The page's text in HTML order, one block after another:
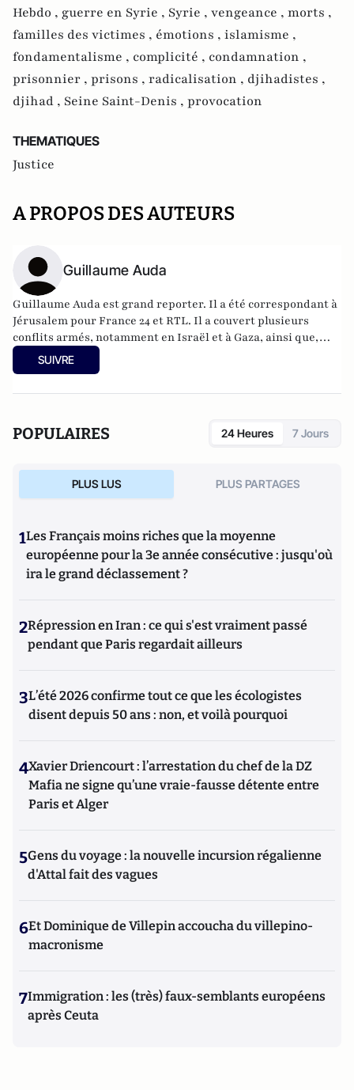
Hebdo , guerre en Syrie , Syrie , vengeance , morts ,
familles des victimes , émotions , islamisme ,
fondamentalisme , complicité , condamnation ,
prisonnier , prisons , radicalisation , djihadistes ,
djihad , Seine Saint-Denis , provocation
THEMATIQUES
Justice
A PROPOS DES AUTEURS
Guillaume Auda
Guillaume Auda est grand reporter. Il a été correspondant à
Jérusalem pour France 24 et RTL. Il a couvert plusieurs
conflits armés, notamment en Israël et à Gaza, ainsi que,
pour iTélé et Canal+, les Printemps arabes et leurs
soubresauts. Il a également réalisé plusieurs documentaires
SUIVRE
POPULAIRES 24 Heures 7 Jours
PLUS LUS PLUS PARTAGES
1Les Français moins riches que la moyenne
européenne pour la 3e année consécutive : jusqu'où
ira le grand déclassement ?
2Répression en Iran : ce qui s'est vraiment passé
pendant que Paris regardait ailleurs
3L’été 2026 confirme tout ce que les écologistes
disent depuis 50 ans : non, et voilà pourquoi
4Xavier Driencourt : l’arrestation du chef de la DZ
Mafia ne signe qu’une vraie-fausse détente entre
Paris et Alger
5Gens du voyage : la nouvelle incursion régalienne
d'Attal fait des vagues
6Et Dominique de Villepin accoucha du villepino-
macronisme
7Immigration : les (très) faux-semblants européens
après Ceuta